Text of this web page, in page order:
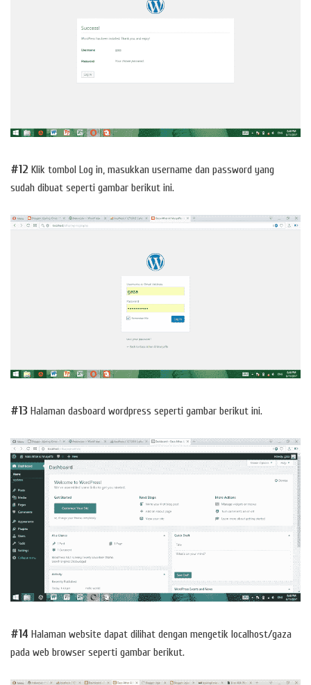
#12 Klik tombol Log in, masukkan username dan password yang
sudah dibuat seperti gambar berikut ini.
#13 Halaman dasboard wordpress seperti gambar berikut ini.
#14 Halaman website dapat dilihat dengan mengetik localhost/gaza
pada web browser seperti gambar berikut.